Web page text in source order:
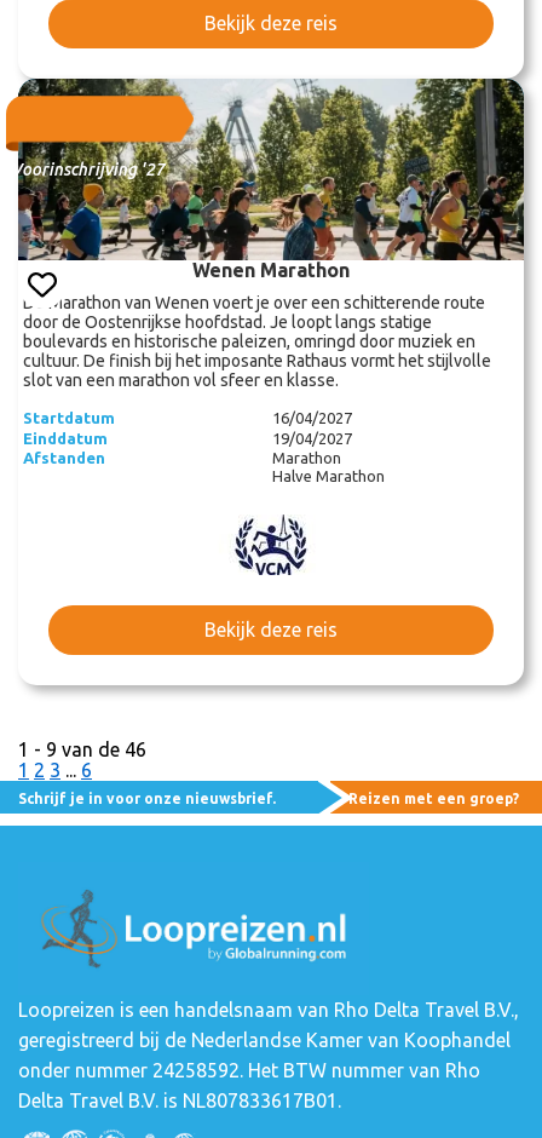
Bekijk deze reis
Voorinschrijving '27
Wenen Marathon
De Marathon van Wenen voert je over een schitterende route
door de Oostenrijkse hoofdstad. Je loopt langs statige
boulevards en historische paleizen, omringd door muziek en
cultuur. De finish bij het imposante Rathaus vormt het stijlvolle
slot van een marathon vol sfeer en klasse.
Startdatum
16/04/2027
Einddatum
19/04/2027
Afstanden
Marathon
Halve Marathon
Bekijk deze reis
1 - 9 van de 46
1 2 3 ... 6
Schrijf je in voor onze nieuwsbrief. Reizen met een groep?
Loopreizen is een handelsnaam van Rho Delta Travel B.V.,
geregistreerd bij de Nederlandse Kamer van Koophandel
onder nummer 24258592. Het BTW nummer van Rho
Delta Travel B.V. is NL807833617B01.